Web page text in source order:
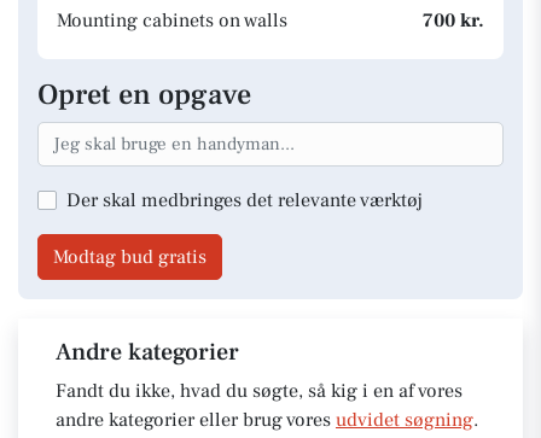
Mounting cabinets on walls
700 kr.
Opret en opgave
Der skal medbringes det relevante værktøj
Modtag bud gratis
Andre kategorier
Fandt du ikke, hvad du søgte, så kig i en af vores
andre kategorier eller brug vores udvidet søgning.